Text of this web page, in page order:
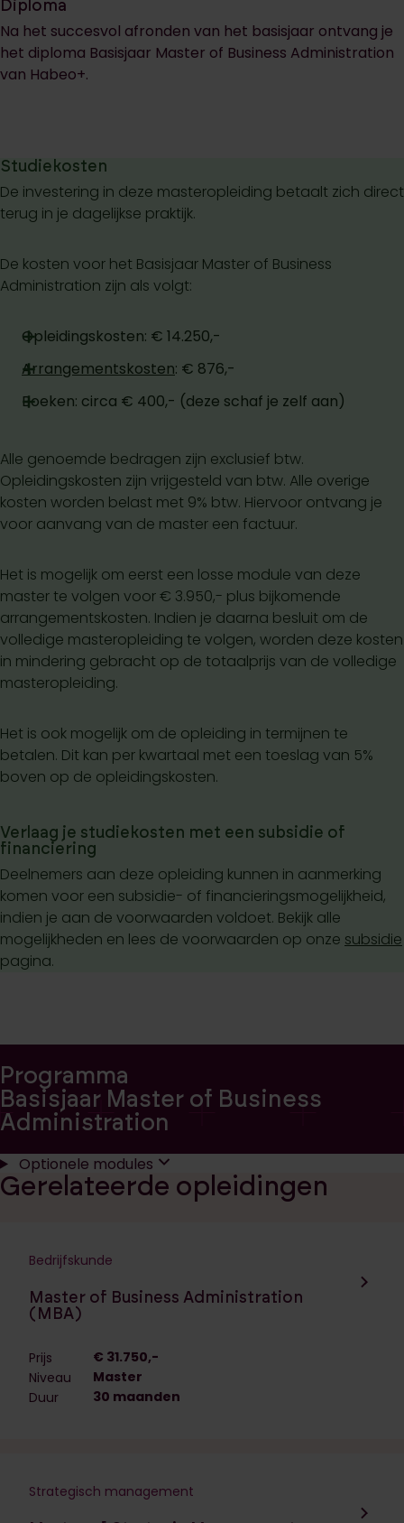
Diploma
Na het succesvol afronden van het basisjaar ontvang je
het diploma Basisjaar Master of Business Administration
van Habeo+.
Studiekosten
De investering in deze masteropleiding betaalt zich direct
terug in je dagelijkse praktijk.
De kosten voor het Basisjaar Master of Business
Administration zijn als volgt:
Opleidingskosten: € 14.250,-
Arrangementskosten: € 876,-
Boeken: circa € 400,- (deze schaf je zelf aan)
Alle genoemde bedragen zijn exclusief btw.
Opleidingskosten zijn vrijgesteld van btw. Alle overige
kosten worden belast met 9% btw. Hiervoor ontvang je
voor aanvang van de master een factuur.
Het is mogelijk om eerst een losse module van deze
master te volgen voor € 3.950,- plus bijkomende
arrangementskosten. Indien je daarna besluit om de
volledige masteropleiding te volgen, worden deze kosten
in mindering gebracht op de totaalprijs van de volledige
masteropleiding.
Het is ook mogelijk om de opleiding in termijnen te
betalen. Dit kan per kwartaal met een toeslag van 5%
boven op de opleidingskosten.
Verlaag je studiekosten met een subsidie of
financiering
Deelnemers aan deze opleiding kunnen in aanmerking
komen voor een subsidie- of financieringsmogelijkheid,
indien je aan de voorwaarden voldoet. Bekijk alle
mogelijkheden en lees de voorwaarden op onze subsidie
pagina.
Programma
Basisjaar Master of Business
Administration
Optionele modules
Gerelateerde opleidingen
Bedrijfskunde
Master of Business Administration
(MBA)
Prijs
€ 31.750,-
Niveau
Master
Duur
30 maanden
Strategisch management